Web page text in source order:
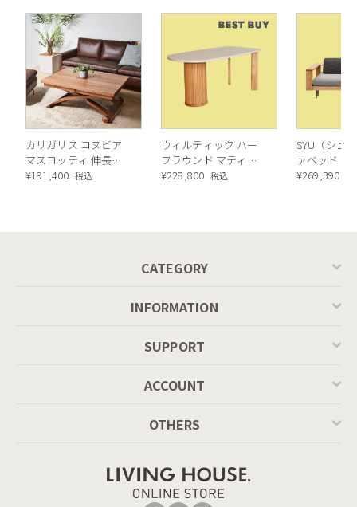
カリガリス コヌビア
マスコッティ 伸長・
昇降式テーブル ／
¥191,400 税込
ウィルティック ハー
フラウンド マティエ
ラ塗装 ダイニングテ
¥228,800 税込
SYU（シュ
ァベッド（
ル）190cm
¥269,390
CATEGORY
INFORMATION
SUPPORT
ACCOUNT
OTHERS